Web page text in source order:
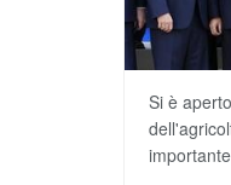
Si è